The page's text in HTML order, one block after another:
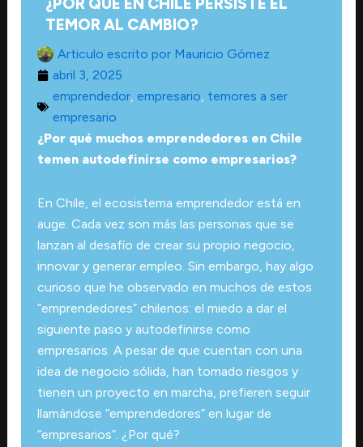
¿POR QUÉ EN CHILE PERSISTE EL
TEMOR AL CAMBIO?
Articulo escrito porMauricio Gómez
abril 3, 2025
emprendedor, empresario, temores a ser
empresario
¿Por qué muchos emprendedores en Chile
temen autodefinirse como empresarios?
En Chile, el ecosistema emprendedor está en
auge. Cada vez son más las personas que se
lanzan al desafío de crear su propio negocio,
innovar y generar empleo. Sin embargo, hay algo
curioso que he observado en muchos de estos
“emprendedores” chilenos: el miedo a dar el
siguiente paso y autodefinirse como
empresarios. A pesar de que cuentan con una
idea de negocio sólida, han tomado riesgos y
tienen un proyecto en marcha, prefieren seguir
llamándose “emprendedores” en lugar de
“empresarios”. ¿Por qué?